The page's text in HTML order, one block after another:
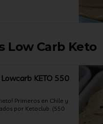
Low Carb Keto
KETO 550
Primeros en Chile y
por Ketoclub. (550